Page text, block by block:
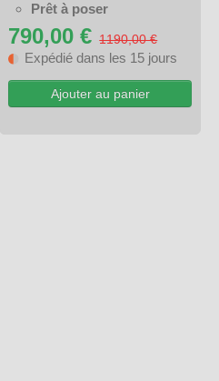
Prêt à poser
790,00 € 1190,00 €
Expédié dans les 15 jours
Ajouter au panier